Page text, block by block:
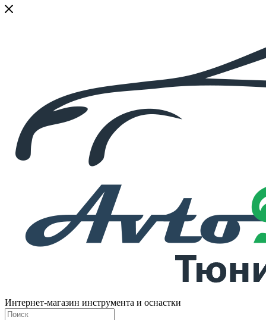
Интернет-магазин инструмента и оснастки